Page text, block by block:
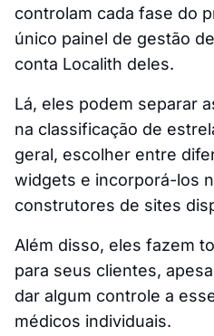
controlam cada fase do
único painel de gestão
conta Localith deles.
Lá, eles podem separar
na classificação de
geral, escolher entre
widgets e incorporá-los
construtores de sites
Além disso, eles fazem
para seus clientes,
dar algum controle a
médicos individuais.